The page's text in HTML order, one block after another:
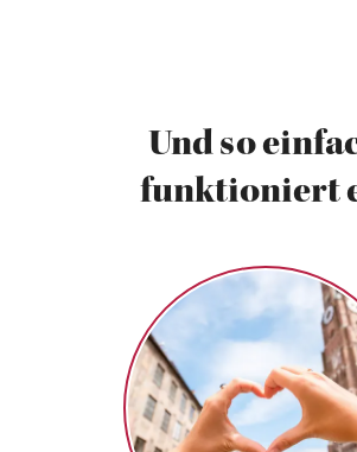
Und so
funktioniert